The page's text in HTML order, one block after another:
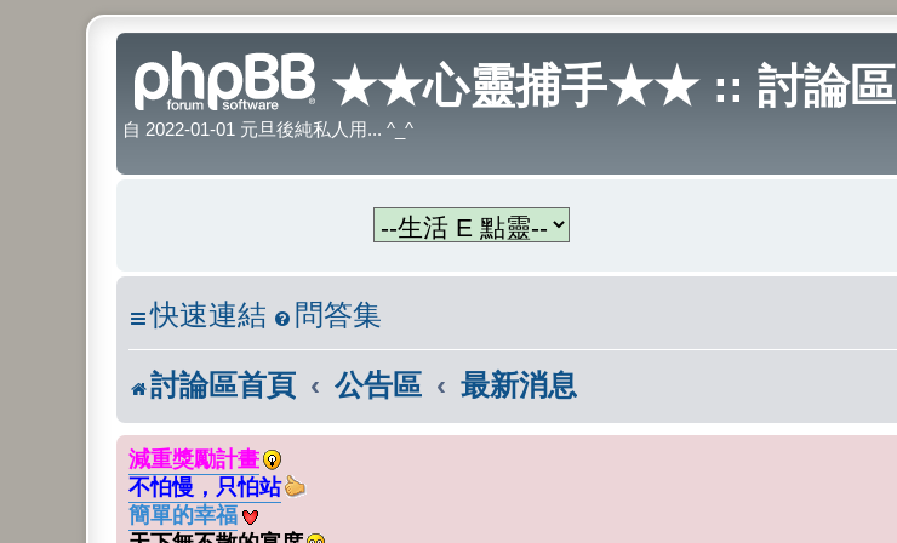
★★心靈捕手★★ :: 討論區
自 2022-01-01 元旦後純私人用... ^_^
快速連結 問答集
討論區首頁 公告區 最新消息
減重獎勵計畫
不怕慢，只怕站
簡單的幸福